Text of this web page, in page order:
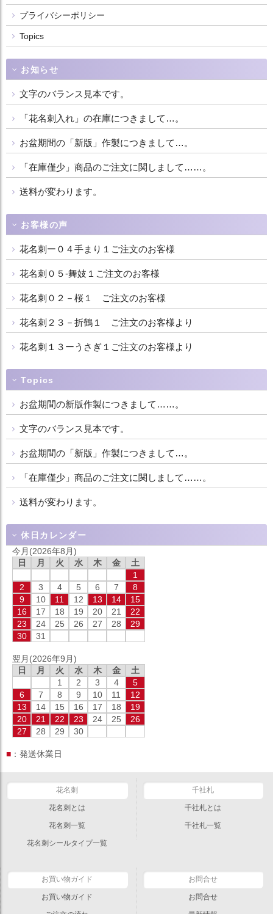
プライバシーポリシー
Topics
お知らせ
文字のバランス見本です。
「花名刺入れ」の在庫につきまして…。
お盆期間の「新版」作製につきまして…。
「在庫僅少」商品のご注文に関しまして……。
送料が変わります。
お客様の声
花名刺ー０４手まり１ご注文のお客様
花名刺０５-舞妓１ご注文のお客様
花名刺０２－桜１ ご注文のお客様
花名刺２３－折鶴１ ご注文のお客様より
花名刺１３ーうさぎ１ご注文のお客様より
Topics
お盆期間の新版作製につきまして……。
文字のバランス見本です。
お盆期間の「新版」作製につきまして…。
「在庫僅少」商品のご注文に関しまして……。
送料が変わります。
休日カレンダー
今月(2026年8月)
日
月 火 水 木 金
土
1
2
3 4 5 6 7
8
9
10 11 12 13 14
15
16
17 18 19 20 21
22
23
24 25 26 27 28
29
30
31
翌月(2026年9月)
日
月 火 水 木 金
土
1
2 3 4
5
6
7 8 9 10 11
12
13
14 15 16 17 18
19
20
21 22 23 24 25
26
27
28 29 30
■ ：発送休業日
花名刺
花名刺とは
花名刺一覧
花名刺シールタイプ一覧
千社札
千社札とは
千社札一覧
お買い物ガイド
お買い物ガイド
お問合せ
お問合せ